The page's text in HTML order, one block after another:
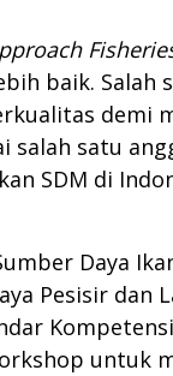
baik.
demi
salah satu
SDM di
Daya
Pesisir
untuk